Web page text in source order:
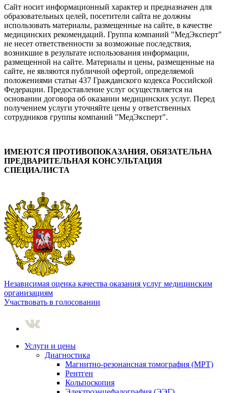
Сайт носит информационный характер и предназначен для
образовательных целей, посетители сайта не должны
использовать материалы, размещенные на сайте, в качестве
медицинских рекомендаций. Группа компаний "МедЭксперт"
не несет ответственности за возможные последствия,
возникшие в результате использования информации,
размещенной на сайте. Материалы и цены, размещенные на
сайте, не являются публичной офертой, определяемой
положениями статьи 437 Гражданского кодекса Российской
Федерации. Предоставление услуг осуществляется на
основании договора об оказании медицинских услуг. Перед
получением услуги уточняйте цены у ответственных
сотрудников группы компаний "МедЭксперт".
ИМЕЮТСЯ ПРОТИВОПОКАЗАНИЯ, ОБЯЗАТЕЛЬНА
ПРЕДВАРИТЕЛЬНАЯ КОНСУЛЬТАЦИЯ
СПЕЦИАЛИСТА
Независимая оценка качества оказания услуг медицинским
организациям
Участвовать в голосовании
Услуги и цены
Диагностика
Магнитно-резонансная томография (МРТ)
Рентген
Кольпоскопия